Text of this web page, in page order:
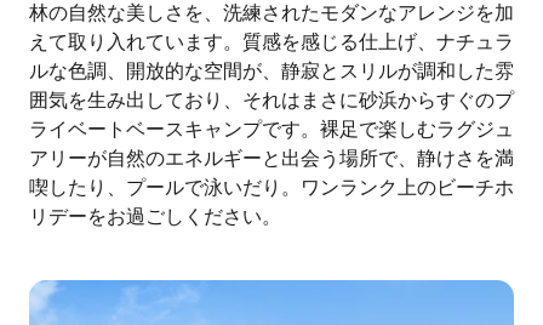
林の自然な美しさを、洗練されたモダンなアレンジを加
えて取り入れています。質感を感じる仕上げ、ナチュラ
ルな色調、開放的な空間が、静寂とスリルが調和した雰
囲気を生み出しており、それはまさに砂浜からすぐのプ
ライベートベースキャンプです。裸足で楽しむラグジュ
アリーが自然のエネルギーと出会う場所で、静けさを満
喫したり、プールで泳いだり。ワンランク上のビーチホ
リデーをお過ごしください。